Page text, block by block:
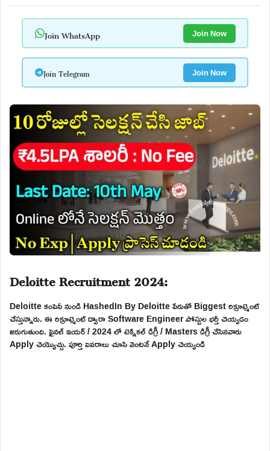
Join WhatsApp Join Now
Join Telegram Join Now
Deloitte Recruitment 2024:
Deloitte కంపెనీ నుండి HashedIn By Deloitte పేరుతో Biggest రిక్రూట్మెంట్
చేస్తున్నారు. ఈ రిక్రూట్మెంట్ ద్వారా Software Engineer పోస్టుల భర్తీ చెయ్యడం
జరుగుతుంది. ఫైనల్ ఇయర్ / 2024 లో టెక్నికల్ డిగ్రీ / Masters డిగ్రీ చేసినవారు
Apply చెయ్యొచ్చు. పూర్తి వివరాలు చూసి వెంటనే Apply చెయ్యండి